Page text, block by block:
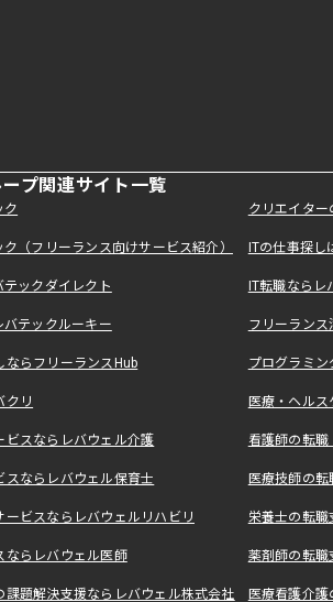
プ関連サイト一覧
ク クリエイタ
（フリーランス向けサービス紹介） ITの仕事探
テックダイレクト IT転職なら
バテックルーキー フリーラン
ならフリーランスHub プログラミ
クリ 医療・ヘル
ビスならレバウェル介護 看護師の転
ならレバウェル保育士 医療技師の
ービスならレバウェルリハビリ 栄養士の転
ならレバウェル医師 薬剤師の転
課題解決支援ならレバウェル株式会社 医療看護介